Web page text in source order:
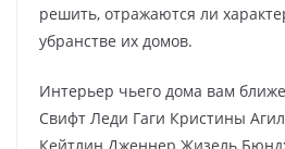
решить, отражаются ли
убранстве их домов.
Интерьер чьего дома вам
Свифт Леди Гаги Кристины